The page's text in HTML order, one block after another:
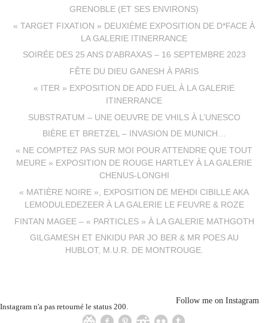
GRENOBLE (ET SES ENVIRONS)
« TARGET FIXATION » DEUXIÈME EXPOSITION DE D*FACE À
LA GALERIE ITINERRANCE
SOIRÉE DES 25 ANS D’ABRAXAS – 16 SEPTEMBRE 2023
FÊTE DU DIEU GANESH À PARIS
« ITER » EXPOSITION DE ADD FUEL À LA GALERIE
ITINERRANCE
SUBSTRATUM – UNE OEUVRE DE VHILS À L’UNESCO
BIÈRE ET BRETZEL – INVASION DE MUNICH…
« NE COMPTEZ PAS SUR MOI POUR ATTENDRE QUE TOUT
MEURE » EXPOSITION DE ROUGE HARTLEY À LA GALERIE
CHENUS-LONGHI
« MATIÈRE NOIRE », EXPOSITION DE MEHDI CIBILLE AKA
LEMODULEDEZEER À LA GALERIE LE FEUVRE & ROZE
FINTAN MAGEE – « PARTICLES » À LA GALERIE MATHGOTH
GILGAMESH ET ENKIDU PAR JO BER & MR POES AU
HUBLOT, M.U.R. DE MONTROUGE.
Instagram n'a pas retourné le status 200.
Follow me on Instagram